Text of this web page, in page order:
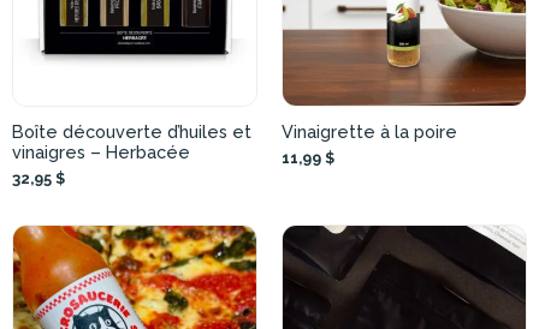
Boîte découverte d’huiles et
vinaigres – Herbacée
32,95 $
Vinaigrette à la poire
11,99 $